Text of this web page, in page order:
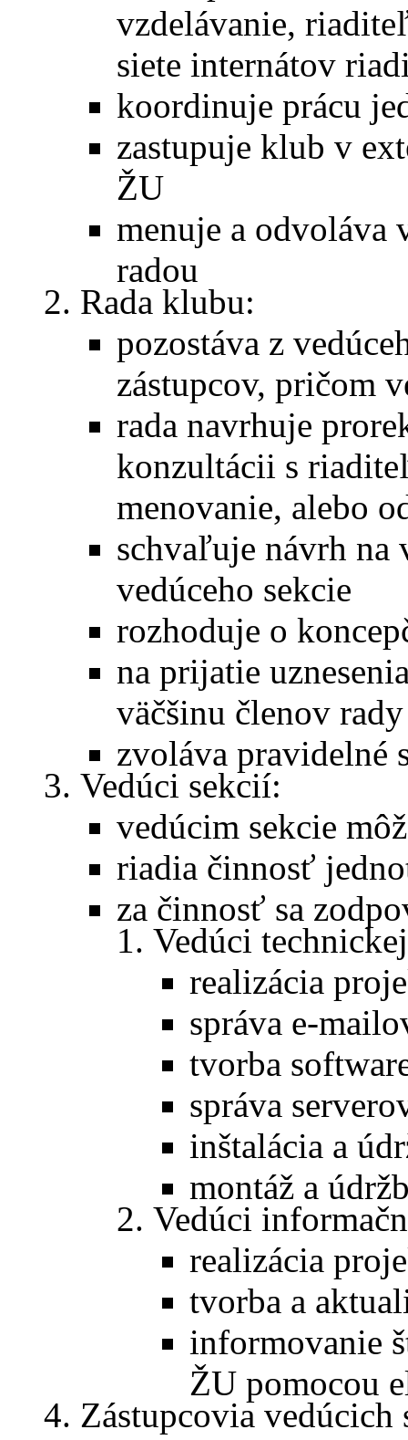
vzdelávanie,
siete internátov
koordinuje prácu
zastupuje klub v
ŽU
menuje a odvoláva
radou
Rada klubu:
pozostáva z
zástupcov, pričom
rada navrhuje
konzultácii s
menovanie, alebo
schvaľuje návrh na
vedúceho sekcie
rozhoduje o
na prijatie
väčšinu členov rady
zvoláva pravidelné
Vedúci sekcií:
vedúcim sekcie
riadia činnosť
za činnosť sa
Vedúci
realizácia
správa e-
tvorba
správa
inštalácia a
montáž a
Vedúci
realizácia
tvorba a
informovanie
ŽU pomocou
Zástupcovia vedúcich